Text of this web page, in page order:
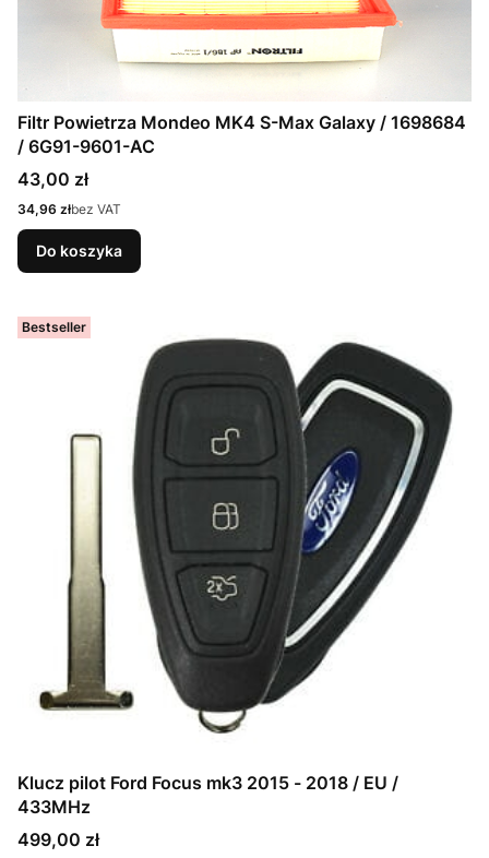
Filtr Powietrza Mondeo MK4 S-Max Galaxy / 1698684
/ 6G91-9601-AC
Cena
43,00 zł
Cena
34,96 złbez VAT
Do koszyka
Bestseller
Klucz pilot Ford Focus mk3 2015 - 2018 / EU /
433MHz
Cena
499,00 zł